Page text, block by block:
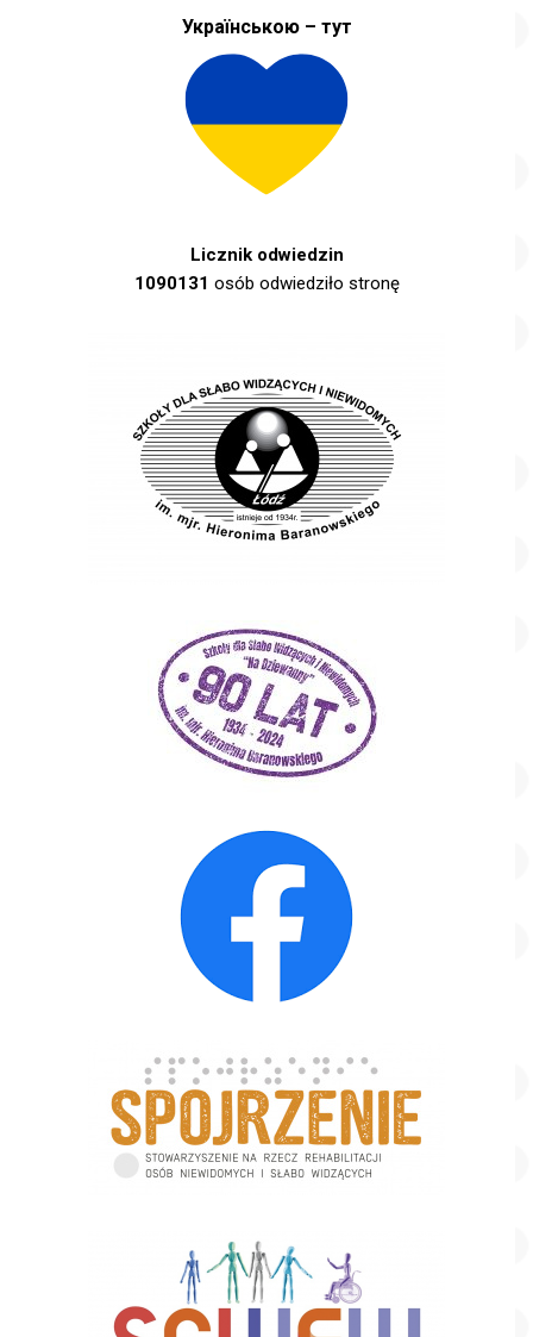
Українською – тут
Licznik odwiedzin
1090131 osób odwiedziło stronę